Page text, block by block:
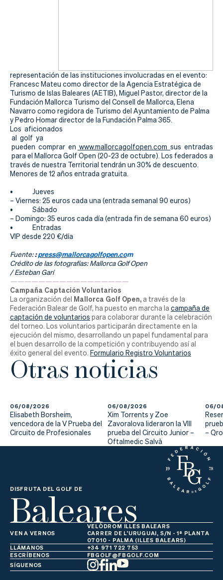
representación de las instituciones involucradas en el evento:
Francesc Mateu como director de la Agencia Estratégica de
Turismo de Islas Baleares (AETIB), Miguel Pastor, director de la
Fundación Mallorca Turismo del Consell de Mallorca, Elena
Navarro como regidora de Turismo del Ayuntamiento de Palma
y Pedro Homar director de la Fundación Palma 365.
Los aficionados
al golf ya
pueden comprar en www.mallorcagolfopen.com sus entradas
para el Mallorca Golf Open (20-23 de octubre). Los federados a
través de nuestra Territorial tendrán un 30% de descuento.
Menores de 12 años entrada gratuita.
• Jueves
– Viernes: 25 euros cada una (entrada semanal 90 euros)
• Sábado
– Domingo: 35 euros cada día (entrada fin de semana 60 euros)
• Entradas
VIP desde 220 €/día
Fuente::press@mallorcagolfopen.com
Crédito de las fotografías:MallorcaGolf Open
/ Esteban Garí
—————————————————
Campaña Captación Voluntarios
La organización del Mallorca Golf Open,a través de la
Federación Balear de Golf, ha puesto en marcha la campaña de
captación de voluntarios para colaborar durante la celebración
del torneo. Los voluntarios participarán directamente en la
ejecución del mismo, desarrollando un papel fundamental para
el buen desarrollo de la competición y contribuyendo así al
éxito general del evento. Formulario Registro Voluntarios
Otras noticias
06/08/2026
Elisabeth Borsheim,
vencedora de la V Prueba del
Circuito de Profesionales
06/08/2026
Xim Torrents y Zoe
Zavoralova lideraron la VIII
prueba del Circuito Junior –
Oftalmedic Salvà
06/
–
DISFRUTA DEL GOLF DE
Baleares
VEN A VERNOS
VELÒDROM ILLES BALEARS
CARRER DE L'URUGUAI, S/N - 1ª PLANTA
07010 - PALMA (ILLES BALEARS)
LLÁMANOS
+34 971 722 753
ESCRÍBENOS
FBGOLF@FBGOLF.COM
SÍGUENOS